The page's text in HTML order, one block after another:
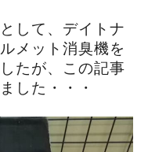
して、デイトナ
メット消臭機を
たが、この記事
した・・・